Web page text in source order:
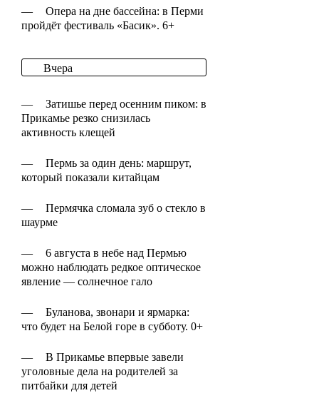
—
Опера на дне бассейна: в Перми
пройдёт фестиваль «Басик». 6+
Вчера
—
Затишье перед осенним пиком: в
Прикамье резко снизилась
активность клещей
—
Пермь за один день: маршрут,
который показали китайцам
—
Пермячка сломала зуб о стекло в
шаурме
—
6 августа в небе над Пермью
можно наблюдать редкое оптическое
явление — солнечное гало
—
Буланова, звонари и ярмарка:
что будет на Белой горе в субботу. 0+
—
В Прикамье впервые завели
уголовные дела на родителей за
питбайки для детей